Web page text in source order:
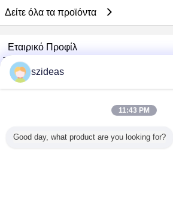
Δείτε όλα τα προϊόντα
Εταιρικό Προφίλ
China Acrylic Product Online Market
Verified προμηθευτές
Verified Suplier
szideas
11:43 PM
Good day, what product are you looking for?